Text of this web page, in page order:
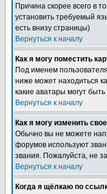
Причина скорее всего в
установить требуемый
есть внизу страницы)
Вернуться к началу
Как я могу поместить
Под именем
ниже может находиться
какие аватары могут
Вернуться к началу
Как я могу изменить
Обычно вы не можете
форумов используют
звания. Пожалуйста, не
Вернуться к началу
Когда я щёлкаю по